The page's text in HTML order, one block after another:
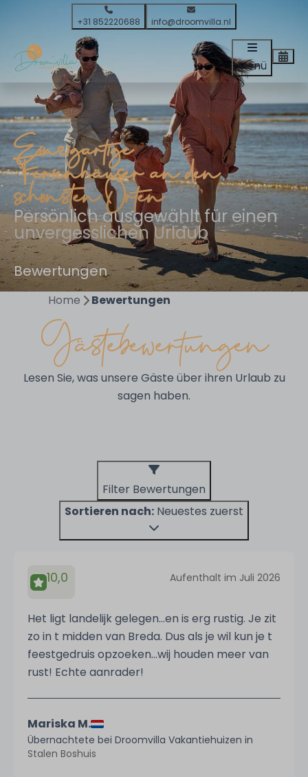
+31 852220688 info@droomvilla.nl
Menü
Einzigartige
Ferienhäuser an den
schönsten Orten
Persönlich ausgewählt für einen
unvergesslichen Urlaub
Bewertungen
Home Bewertungen
Gästebewertungen
Lesen Sie, was unsere Gäste über ihren Urlaub zu
sagen haben.
Filter Bewertungen
Sortieren nach: Neuestes zuerst
10,0 Aufenthalt im Juli 2026
Het ligt landelijk gelegen...en is erg rustig. Je zit
zo in t midden van Breda. Dus als je wil kun je t
feestgedruis opzoeken...wij houden meer van
rust! Echte aanrader!
Mariska M.
Übernachtete bei Droomvilla Vakantiehuizen in
Stalen Boshuis